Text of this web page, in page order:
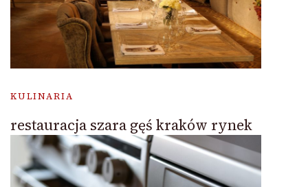
KULINARIA
restauracja szara gęś kraków rynek